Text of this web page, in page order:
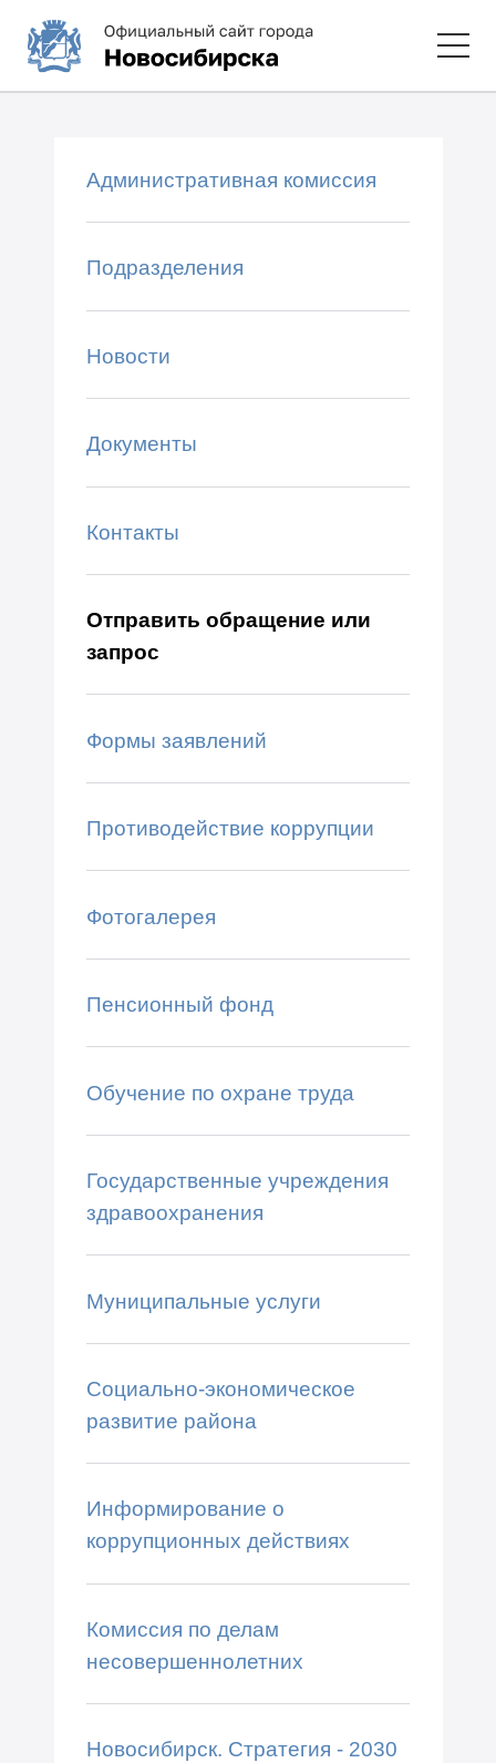
Административная комиссия
Подразделения
Новости
Документы
Контакты
Отправить обращение или
запрос
Формы заявлений
Противодействие коррупции
Фотогалерея
Пенсионный фонд
Обучение по охране труда
Государственные учреждения
здравоохранения
Муниципальные услуги
Социально-экономическое
развитие района
Информирование о
коррупционных действиях
Комиссия по делам
несовершеннолетних
Новосибирск. Стратегия - 2030